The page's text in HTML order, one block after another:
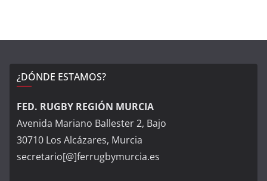
¿DÓNDE ESTAMOS?
FED. RUGBY REGIÓN MURCIA
Avenida Mariano Ballester 2, Bajo
30710 Los Alcázares, Murcia
secretario[@]ferrugbymurcia.es